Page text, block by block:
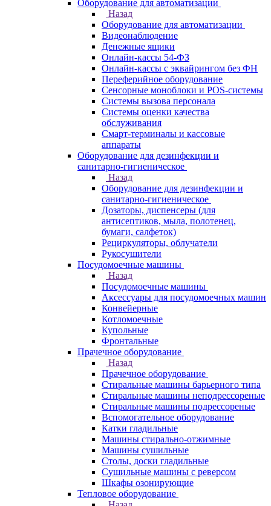
Оборудование для автоматизации
Назад
Оборудование для автоматизации
Видеонаблюдение
Денежные ящики
Онлайн-кассы 54-ФЗ
Онлайн-кассы с эквайрингом без ФН
Переферийное оборудование
Сенсорные моноблоки и POS-системы
Системы вызова персонала
Системы оценки качества
обслуживания
Смарт-терминалы и кассовые
аппараты
Оборудование для дезинфекции и
санитарно-гигиеническое
Назад
Оборудование для дезинфекции и
санитарно-гигиеническое
Дозаторы, диспенсеры (для
антисептиков, мыла, полотенец,
бумаги, салфеток)
Рециркуляторы, облучатели
Рукосушители
Посудомоечные машины
Назад
Посудомоечные машины
Аксессуары для посудомоечных машин
Конвейерные
Котломоечные
Купольные
Фронтальные
Прачечное оборудование
Назад
Прачечное оборудование
Cтиральные машины барьерного типа
Cтиральные машины неподрессореные
Cтиральные машины подрессореные
Вспомогательное оборудование
Катки гладильные
Машины стирально-отжимные
Машины сушильные
Столы, доски гладильные
Сушильные машины с реверсом
Шкафы озонирующие
Тепловое оборудование